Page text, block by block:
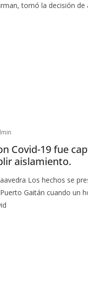
tomó la decisión de
Covid-19 fue
aislamiento.
Los hechos se
Gaitán cuando un